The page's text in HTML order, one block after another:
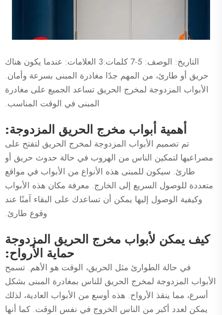
التاريخ: الوصف: 5-7 كلمات:3 العلامات: عندما يكون هناك
حريق أو طارئ، من المهم جدًا مغادرة المبنى بسرعة وأمان.
الأبواب المزدوجة لمخرج الحريق تساعد الجميع على مغادرة
المبنى في الوقت المناسب.
أهمية أبواب مخرج الحريق المزدوجة:
تم تصميم الأبواب المزدوجة لمخرج الحريق لتفتح على
مصراعيها لتمكين الناس من الهروب في حالة حدوث حريق أو
طارئ. سيكون للمبنى هذه الأنواع من الأبواب في مواقع
متعددة للوصول السريع إلى الخارج. معرفة مكان هذه الأبواب
وكيفية الوصول إليها يمكن أن تساعدك على البقاء آمنًا عند
وقوع طارئ.
كيف يمكن لأبواب مخرج الحريق المزدوجة
حماية الأرواح:
في حالة الطوارئ مثل الحريق، الوقت هو الأهم. تسمح
الأبواب المزدوجة لمخرج الحريق للناس بمغادرة المبنى بشكل
أسرع، مما ينقذ الأرواح. هذه أوسع من الأبواب العادية، لذلك
يمكن لعدد أكبر من الناس الخروج في نفس الوقت. كما أنها